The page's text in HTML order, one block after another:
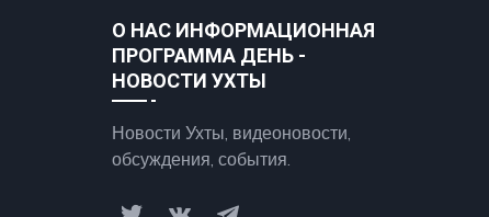
О НАС ИНФОРМАЦИОННАЯ
ПРОГРАММА ДЕНЬ -
НОВОСТИ УХТЫ
Новости Ухты, видеоновости,
обсуждения, события.